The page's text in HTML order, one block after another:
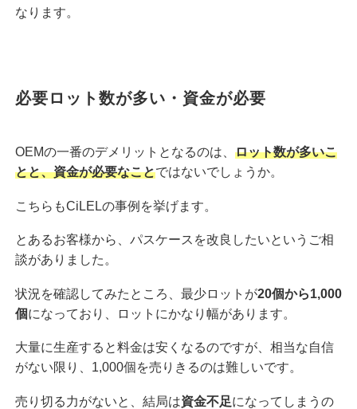
なります。
必要ロット数が多い・資金が必要
OEMの一番のデメリットとなるのは、 ロット数が多いこ
とと、資金が必要なことではないでしょうか。
こちらもCiLELの事例を挙げます。
とあるお客様から、パスケースを改良したいというご相
談がありました。
状況を確認してみたところ、最少ロットが20個から1,000
個になっており、ロットにかなり幅があります。
大量に生産すると料金は安くなるのですが、相当な自信
がない限り、1,000個を売りきるのは難しいです。
売り切る力がないと、結局は資金不足になってしまうの